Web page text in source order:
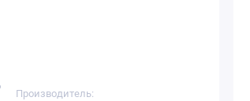
Производитель: